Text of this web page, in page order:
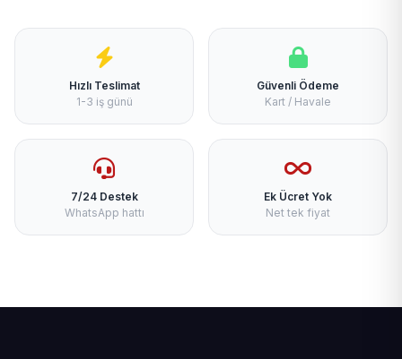
Hızlı Teslimat
1-3 iş günü
Güvenli Ödeme
Kart / Havale
7/24 Destek
WhatsApp hattı
Ek Ücret Yok
Net tek fiyat